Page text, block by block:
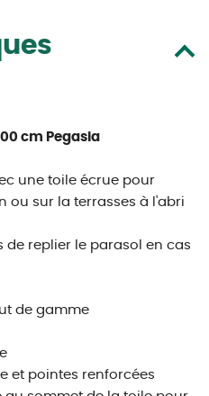
cm Pegasia
une toile écrue pour
ou sur la terrasses à l'abri
de replier le parasol en cas
de gamme
et pointes renforcées